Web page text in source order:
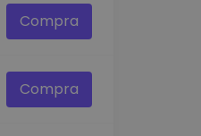
Compra
Compra